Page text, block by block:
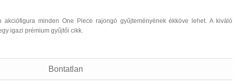
akciófigura minden One Piece rajongó gyűjteményének ékköve lehet. A kiváló
igazi prémium gyűjtői cikk.
Bontatlan